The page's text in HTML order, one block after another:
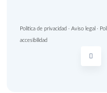
Política de privacidad · Aviso legal ·
accesibilidad